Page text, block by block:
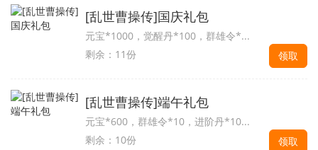
[乱世曹操传]国庆礼包
元宝*1000，觉醒丹*100，群雄令*...
剩余：11份
领取
[乱世曹操传]端午礼包
元宝*600，群雄令*10，进阶丹*10...
剩余：10份
领取